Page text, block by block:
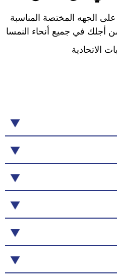
الجهه المختصة المناسبة
أجلك في جميع أنحاء النمسا
الاتحادية